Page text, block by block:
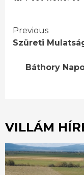
Continue
Previous
Szüreti
Báthory
VILLÁM